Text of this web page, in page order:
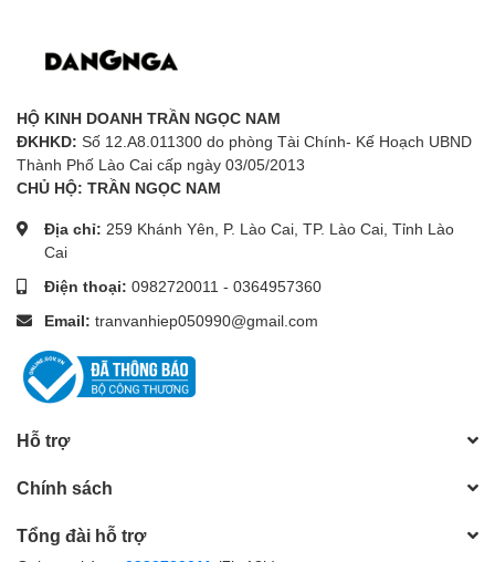
HỘ KINH DOANH TRẦN NGỌC NAM
ĐKHKD: Số 12.A8.011300 do phòng Tài Chính- Kế Hoạch UBND
Thành Phố Lào Cai cấp ngày 03/05/2013
CHỦ HỘ: TRẦN NGỌC NAM
Địa chỉ: 259 Khánh Yên, P. Lào Cai, TP. Lào Cai, Tỉnh Lào
Cai
Điện thoại: 0982720011 - 0364957360
Email: tranvanhiep050990@gmail.com
Hỗ trợ
Chính sách
Tổng đài hỗ trợ